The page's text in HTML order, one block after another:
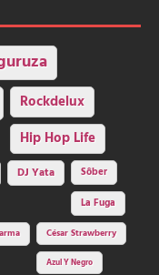
Rockdelux
Hip Hop Life
DJ Yata
Sôber
La Fuga
César Strawberry
Azul Y Negro